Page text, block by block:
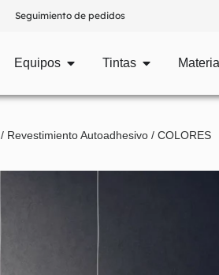
Seguimiento de pedidos
Equipos Tintas
/ Revestimiento Autoadhesivo / COLORES